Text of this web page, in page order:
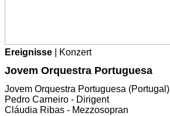
Ereignisse | Konzert
Jovem Orques­tra Portuguesa
Jovem Orquestra Portuguesa (Portugal)
Pedro Carneiro - Dirigent
Cláudia Ribas - Mezzosopran